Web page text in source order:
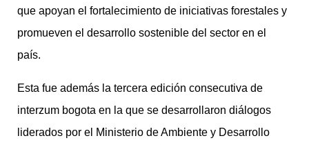
que apoyan el fortalecimiento de iniciativas forestales y
promueven el desarrollo sostenible del sector en el
país.
Esta fue además la tercera edición consecutiva de
interzum bogota en la que se desarrollaron diálogos
liderados por el Ministerio de Ambiente y Desarrollo